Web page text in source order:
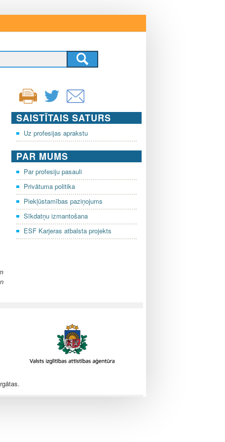
SAISTĪTAIS SATURS
Uz profesijas aprakstu
PAR MUMS
Par profesiju pasauli
Privātuma politika
Piekļūstamības paziņojums
Sīkdatņu izmantošana
ESF Karjeras atbalsta projekts